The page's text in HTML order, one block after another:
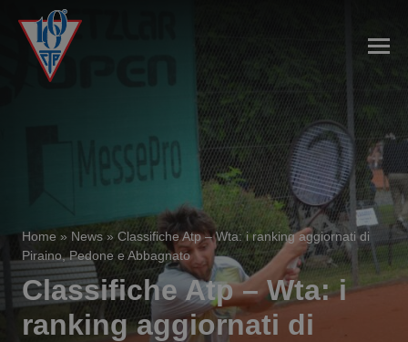
Home » News » Classifiche Atp – Wta: i ranking aggiornati di
Piraino, Pedone e Abbagnato
Classifiche Atp – Wta: i
ranking aggiornati di